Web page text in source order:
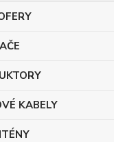
KABELY